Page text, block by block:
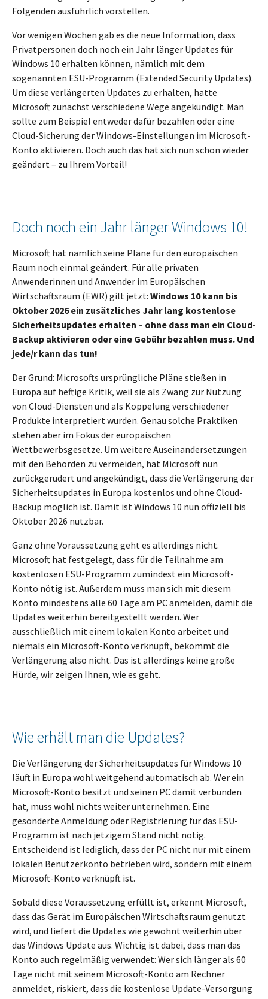
Folgenden ausführlich vorstellen.
Vor wenigen Wochen gab es die neue Information, dass
Privatpersonen doch noch ein Jahr länger Updates für
Windows 10 erhalten können, nämlich mit dem
sogenannten ESU-Programm (Extended Security Updates).
Um diese verlängerten Updates zu erhalten, hatte
Microsoft zunächst verschiedene Wege angekündigt. Man
sollte zum Beispiel entweder dafür bezahlen oder eine
Cloud-Sicherung der Windows-Einstellungen im Microsoft-
Konto aktivieren. Doch auch das hat sich nun schon wieder
geändert – zu Ihrem Vorteil!
Doch noch ein Jahr länger Windows 10!
Microsoft hat nämlich seine Pläne für den europäischen
Raum noch einmal geändert. Für alle privaten
Anwenderinnen und Anwender im Europäischen
Wirtschaftsraum (EWR) gilt jetzt: Windows 10 kann bis
Oktober 2026 ein zusätzliches Jahr lang kostenlose
Sicherheitsupdates erhalten – ohne dass man ein Cloud-
Backup aktivieren oder eine Gebühr bezahlen muss. Und
jede/r kann das tun!
Der Grund: Microsofts ursprüngliche Pläne stießen in
Europa auf heftige Kritik, weil sie als Zwang zur Nutzung
von Cloud-Diensten und als Koppelung verschiedener
Produkte interpretiert wurden. Genau solche Praktiken
stehen aber im Fokus der europäischen
Wettbewerbsgesetze. Um weitere Auseinandersetzungen
mit den Behörden zu vermeiden, hat Microsoft nun
zurückgerudert und angekündigt, dass die Verlängerung der
Sicherheitsupdates in Europa kostenlos und ohne Cloud-
Backup möglich ist. Damit ist Windows 10 nun offiziell bis
Oktober 2026 nutzbar.
Ganz ohne Voraussetzung geht es allerdings nicht.
Microsoft hat festgelegt, dass für die Teilnahme am
kostenlosen ESU-Programm zumindest ein Microsoft-
Konto nötig ist. Außerdem muss man sich mit diesem
Konto mindestens alle 60 Tage am PC anmelden, damit die
Updates weiterhin bereitgestellt werden. Wer
ausschließlich mit einem lokalen Konto arbeitet und
niemals ein Microsoft-Konto verknüpft, bekommt die
Verlängerung also nicht. Das ist allerdings keine große
Hürde, wir zeigen Ihnen, wie es geht.
Wie erhält man die Updates?
Die Verlängerung der Sicherheitsupdates für Windows 10
läuft in Europa wohl weitgehend automatisch ab. Wer ein
Microsoft-Konto besitzt und seinen PC damit verbunden
hat, muss wohl nichts weiter unternehmen. Eine
gesonderte Anmeldung oder Registrierung für das ESU-
Programm ist nach jetzigem Stand nicht nötig.
Entscheidend ist lediglich, dass der PC nicht nur mit einem
lokalen Benutzerkonto betrieben wird, sondern mit einem
Microsoft-Konto verknüpft ist.
Sobald diese Voraussetzung erfüllt ist, erkennt Microsoft,
dass das Gerät im Europäischen Wirtschaftsraum genutzt
wird, und liefert die Updates wie gewohnt weiterhin über
das Windows Update aus. Wichtig ist dabei, dass man das
Konto auch regelmäßig verwendet: Wer sich länger als 60
Tage nicht mit seinem Microsoft-Konto am Rechner
anmeldet, riskiert, dass die kostenlose Update-Versorgung